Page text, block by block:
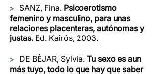
> SANZ, Fina. Psicoerotismo
femenino y masculino, para unas
relaciones placenteras, autónomas y
justas. Ed. Kairós, 2003.
> DE BÉJAR, Sylvia. Tu sexo es aun
más tuyo, todo lo que hay que saber